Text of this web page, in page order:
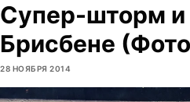
Супер-шторм и
Брисбене
28 НОЯБРЯ 2014